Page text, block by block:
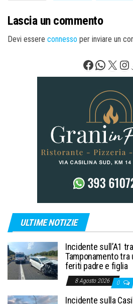
Lascia un commento
Devi essere connesso per inviare un
Facebook
X
ULTIME NOTIZIE
Incidente sull’A1
Tamponamento tra
feriti padre e figlia
8 Agosto 2026 0
Incidente sulla